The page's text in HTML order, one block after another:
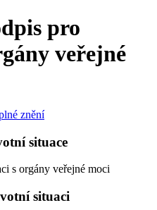
pro
veřejné
znění
situace
s orgány veřejné moci
situaci